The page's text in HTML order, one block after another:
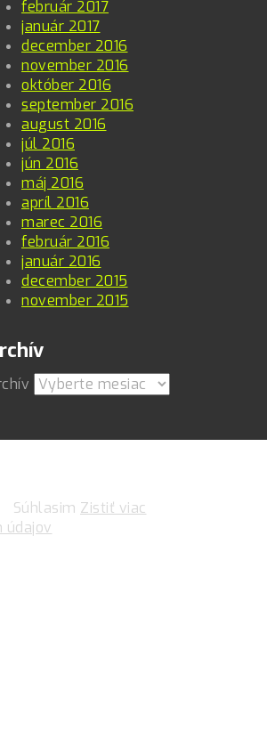
február 2017
január 2017
december 2016
november 2016
október 2016
september 2016
august 2016
júl 2016
jún 2016
máj 2016
apríl 2016
marec 2016
február 2016
január 2016
december 2015
november 2015
Súhlasim Zistiť viac
údajov